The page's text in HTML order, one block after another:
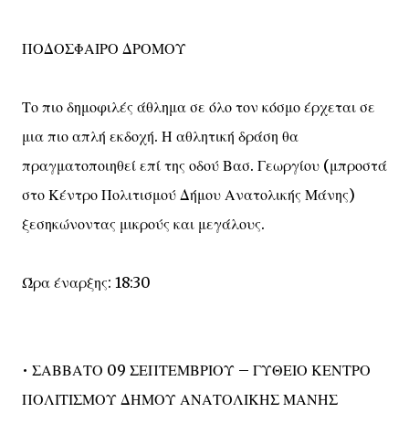
ΠΟΔΟΣΦΑΙΡΟ ΔΡΟΜΟΥ
Το πιο δημοφιλές άθλημα σε όλο τον κόσμο έρχεται σε
μια πιο απλή εκδοχή. Η αθλητική δράση θα
πραγματοποιηθεί επί της οδού Βασ. Γεωργίου (μπροστά
στο Κέντρο Πολιτισμού Δήμου Ανατολικής Μάνης)
ξεσηκώνοντας μικρούς και μεγάλους.
Ώρα έναρξης: 18:30
• ΣΑΒΒΑΤΟ 09 ΣΕΠΤΕΜΒΡΙΟΥ – ΓΥΘΕΙΟ ΚΕΝΤΡΟ
ΠΟΛΙΤΙΣΜΟΥ ΔΗΜΟΥ ΑΝΑΤΟΛΙΚΗΣ ΜΑΝΗΣ